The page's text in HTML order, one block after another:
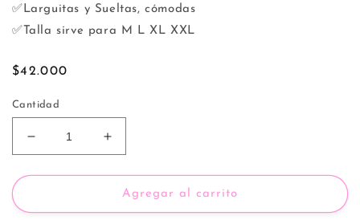
✅Larguitas y Sueltas, cómodas
✅Talla sirve para M L XL XXL
Precio
$42.000
Cantidad
Reducir
cantidad
para
de
Aumentar
cantidad
para
Camisola
de
Agregar al carrito